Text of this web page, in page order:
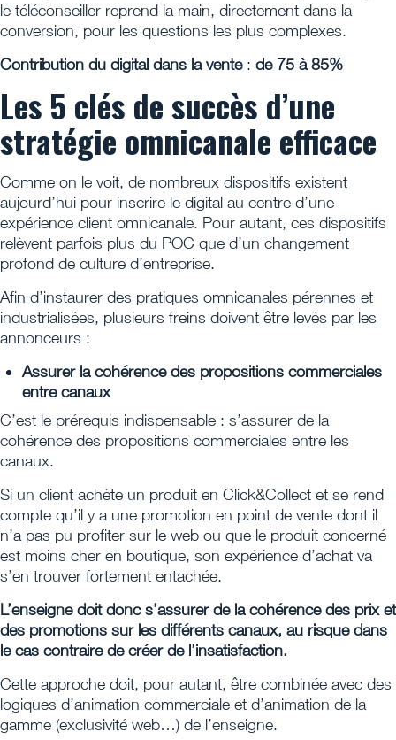
le téléconseiller reprend la main, directement dans la
conversion, pour les questions les plus complexes.
Contribution du digital dans la vente: de 75 à 85%
Les 5 clés de succès d’une
stratégie omnicanale efficace
Comme on le voit, de nombreux dispositifs existent
aujourd’hui pour inscrire le digital au centre d’une
expérience client omnicanale. Pour autant, ces dispositifs
relèvent parfois plus du POC que d’un changement
profond de culture d’entreprise.
Afin d’instaurer des pratiques omnicanales pérennes et
industrialisées, plusieurs freins doivent être levés par les
annonceurs :
Assurer la cohérence des propositions commerciales
entre canaux
C’est le prérequis indispensable : s’assurer de la
cohérence des propositions commerciales entre les
canaux.
Si un client achète un produit en Click&Collect et se rend
compte qu’il y a une promotion en point de vente dont il
n’a pas pu profiter sur le web ou que le produit concerné
est moins cher en boutique, son expérience d’achat va
s’en trouver fortement entachée.
L’enseigne doit donc s’assurer de la cohérence des prix et
des promotions sur les différents canaux, au risque dans
le cas contraire de créer de l’insatisfaction.
Cette approche doit, pour autant, être combinée avec des
logiques d’animation commerciale et d’animation de la
gamme (exclusivité web…) de l’enseigne.